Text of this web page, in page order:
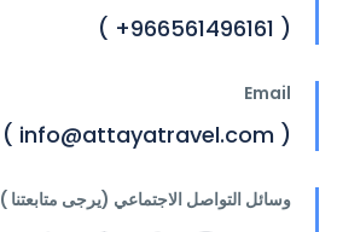
( 966561496161+ )
Email
( info@attayatravel.com )
وسائل التواصل الاجتماعي (يرجى متابعتنا )